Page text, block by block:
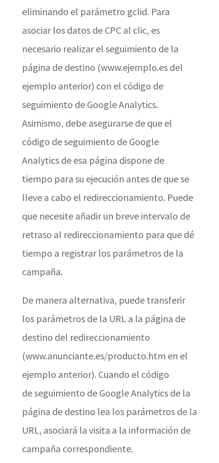
eliminando el parámetro gclid. Para
asociar los datos de CPC al clic, es
necesario realizar el seguimiento de la
página de destino (www.ejemplo.es del
ejemplo anterior) con el código de
seguimiento de Google Analytics.
Asimismo, debe asegurarse de que el
código de seguimiento de Google
Analytics de esa página dispone de
tiempo para su ejecución antes de que se
lleve a cabo el redireccionamiento. Puede
que necesite añadir un breve intervalo de
retraso al redireccionamiento para que dé
tiempo a registrar los parámetros de la
campaña.
De manera alternativa, puede transferir
los parámetros de la URL a la página de
destino del redireccionamiento
(www.anunciante.es/producto.htm en el
ejemplo anterior). Cuando el código
de seguimiento de Google Analytics de la
página de destino lea los parámetros de la
URL, asociará la visita a la información de
campaña correspondiente.